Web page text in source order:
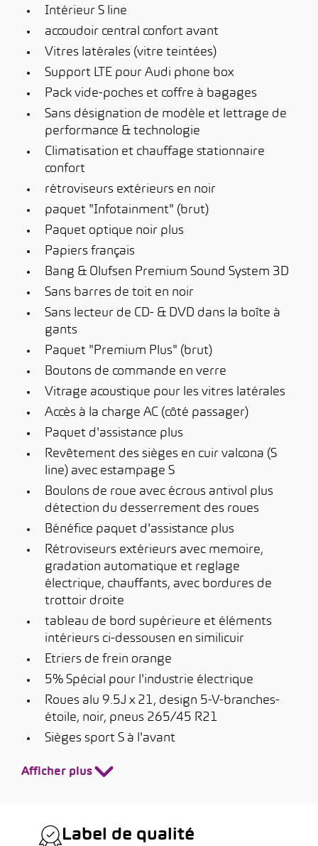
Intérieur S line
accoudoir central confort avant
Vitres latérales (vitre teintées)
Support LTE pour Audi phone box
Pack vide-poches et coffre à bagages
Sans désignation de modèle et lettrage de
performance & technologie
Climatisation et chauffage stationnaire
confort
rétroviseurs extérieurs en noir
paquet "Infotainment" (brut)
Paquet optique noir plus
Papiers français
Bang & Olufsen Premium Sound System 3D
Sans barres de toit en noir
Sans lecteur de CD- & DVD dans la boîte à
gants
Paquet "Premium Plus" (brut)
Boutons de commande en verre
Vitrage acoustique pour les vitres latérales
Accès à la charge AC (côté passager)
Paquet d'assistance plus
Revêtement des sièges en cuir valcona (S
line) avec estampage S
Boulons de roue avec écrous antivol plus
détection du desserrement des roues
Bénéfice paquet d'assistance plus
Rétroviseurs extérieurs avec memoire,
gradation automatique et reglage
électrique, chauffants, avec bordures de
trottoir droite
tableau de bord supérieure et éléments
intérieurs ci-dessousen en similicuir
Etriers de frein orange
5% Spécial pour l'industrie électrique
Roues alu 9.5J x 21, design 5-V-branches-
étoile, noir, pneus 265/45 R21
Sièges sport S à l'avant
Afficher plus
Label de qualité